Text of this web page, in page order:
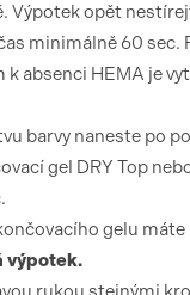
Výpotek opět
minimálně 60 sec.
k absenci HEMA je
barvy naneste po
gel DRY Top
gelu máte
výpotek.